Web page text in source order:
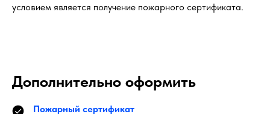
условием является получение пожарного сертификата.
Дополнительно оформить
Пожарный сертификат